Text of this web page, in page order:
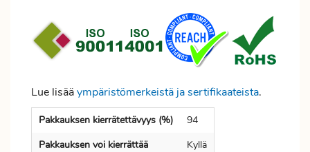
Lue lisääympäristömerkeistä ja sertifikaateista.
Pakkauksen kierrätettävyys (%)
94
Pakkauksen voi kierrättää
Kyllä